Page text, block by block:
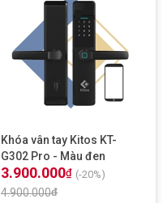
Khóa vân tay Kitos KT-
G302 Pro - Màu đen
3.900.000₫ (-20%)
4.900.000₫